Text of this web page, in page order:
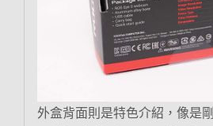
外盒背面則是特色介紹，像是